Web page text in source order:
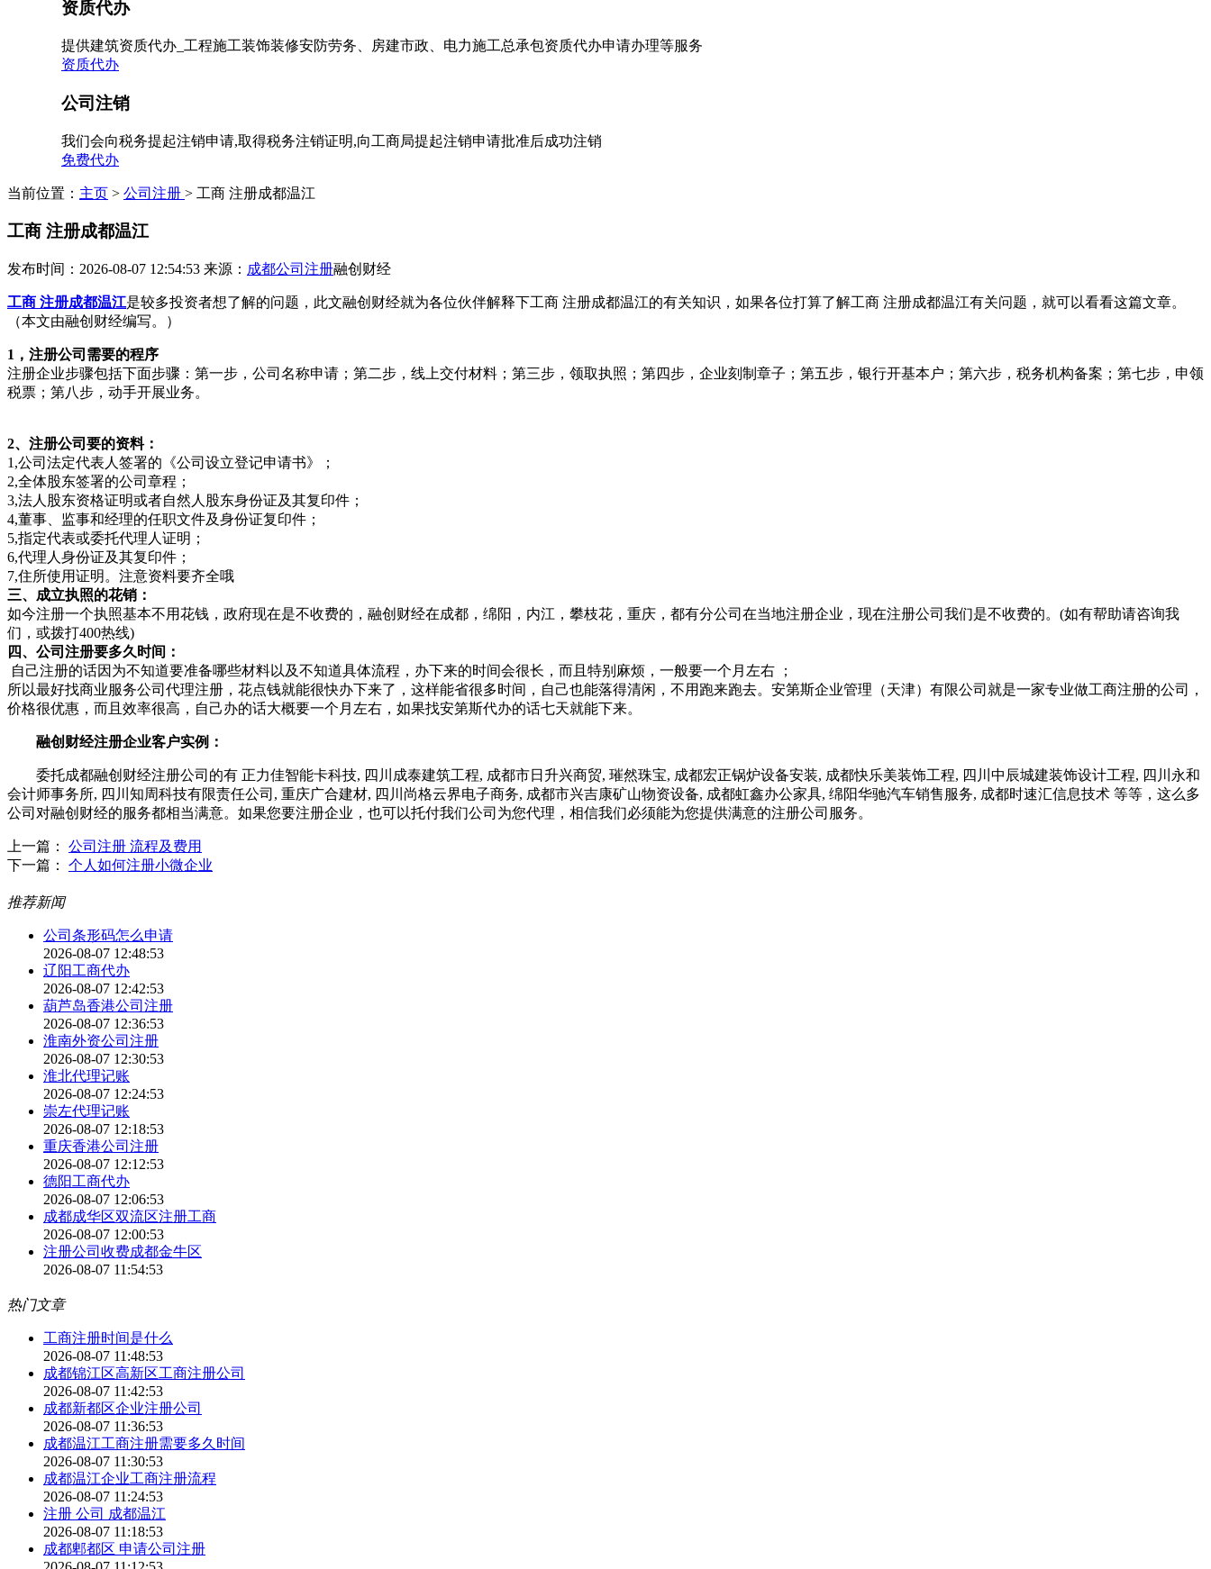
资质代办
提供建筑资质代办_工程施工装饰装修安防劳务、房建市政、电力施工总承包资质代办申请办理等服务
资质代办
公司注销
我们会向税务提起注销申请,取得税务注销证明,向工商局提起注销申请批准后成功注销
免费代办
当前位置： 主页 > 公司注册 > 工商 注册成都温江
工商 注册成都温江
发布时间：2026-08-07 12:54:53 来源： 成都公司注册融创财经
工商 注册成都温江是较多投资者想了解的问题，此文融创财经就为各位伙伴解释下工商 注册成都温江的有关知识，如果各位打算了解工商 注册成都温江有关问题，就可以看看这篇文章。
（本文由融创财经编写。）
1，注册公司需要的程序
注册企业步骤包括下面步骤：第一步，公司名称申请；第二步，线上交付材料；第三步，领取执照；第四步，企业刻制章子；第五步，银行开基本户；第六步，税务机构备案；第七步，申领
税票；第八步，动手开展业务。
2、注册公司要的资料：
1,公司法定代表人签署的《公司设立登记申请书》；
2,全体股东签署的公司章程；
3,法人股东资格证明或者自然人股东身份证及其复印件；
4,董事、监事和经理的任职文件及身份证复印件；
5,指定代表或委托代理人证明；
6,代理人身份证及其复印件；
7,住所使用证明。注意资料要齐全哦
三、成立执照的花销：
如今注册一个执照基本不用花钱，政府现在是不收费的，融创财经在成都，绵阳，内江，攀枝花，重庆，都有分公司在当地注册企业，现在注册公司我们是不收费的。(如有帮助请咨询我
们，或拨打400热线)
四、公司注册要多久时间：
自己注册的话因为不知道要准备哪些材料以及不知道具体流程，办下来的时间会很长，而且特别麻烦，一般要一个月左右 ；
所以最好找商业服务公司代理注册，花点钱就能很快办下来了，这样能省很多时间，自己也能落得清闲，不用跑来跑去。安第斯企业管理（天津）有限公司就是一家专业做工商注册的公司，
价格很优惠，而且效率很高，自己办的话大概要一个月左右，如果找安第斯代办的话七天就能下来。
融创财经注册企业客户实例：
委托成都融创财经注册公司的有 正力佳智能卡科技, 四川成泰建筑工程, 成都市日升兴商贸, 璀然珠宝, 成都宏正锅炉设备安装, 成都快乐美装饰工程, 四川中辰城建装饰设计工程, 四川永和
会计师事务所, 四川知周科技有限责任公司, 重庆广合建材, 四川尚格云界电子商务, 成都市兴吉康矿山物资设备, 成都虹鑫办公家具, 绵阳华驰汽车销售服务, 成都时速汇信息技术 等等，这么多
公司对融创财经的服务都相当满意。如果您要注册企业，也可以托付我们公司为您代理，相信我们必须能为您提供满意的注册公司服务。
上一篇： 公司注册 流程及费用
下一篇： 个人如何注册小微企业
推荐新闻
公司条形码怎么申请
2026-08-07 12:48:53
辽阳工商代办
2026-08-07 12:42:53
葫芦岛香港公司注册
2026-08-07 12:36:53
淮南外资公司注册
2026-08-07 12:30:53
淮北代理记账
2026-08-07 12:24:53
崇左代理记账
2026-08-07 12:18:53
重庆香港公司注册
2026-08-07 12:12:53
德阳工商代办
2026-08-07 12:06:53
成都成华区双流区注册工商
2026-08-07 12:00:53
注册公司收费成都金牛区
2026-08-07 11:54:53
热门文章
工商注册时间是什么
2026-08-07 11:48:53
成都锦江区高新区工商注册公司
2026-08-07 11:42:53
成都新都区企业注册公司
2026-08-07 11:36:53
成都温江工商注册需要多久时间
2026-08-07 11:30:53
成都温江企业工商注册流程
2026-08-07 11:24:53
注册 公司 成都温江
2026-08-07 11:18:53
成都郫都区 申请公司注册